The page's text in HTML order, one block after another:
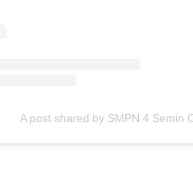
A post shared by SMPN 4 Semin